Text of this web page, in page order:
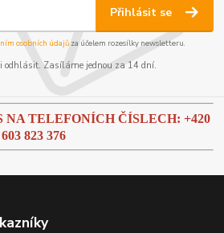
Přihlásit se
osobních údajůza účelem rozesílky newsletteru.
odhlásit. Zasíláme jednou za 14 dní.
TELEFONÍCH ČÍSLECH: +420
823 376